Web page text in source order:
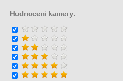
Hodnocení kamery: